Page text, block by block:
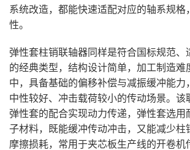
系统改造，都能快速适配对应的轴系规格
性。
弹性套柱销联轴器同样是符合国标规范、
的经典类型，结构设计简单，加工制造难
中，具备基础的偏移补偿与减振缓冲能力
中性较好、冲击载荷较小的传动场景。该
弹性套的配合实现动力传递，弹性套选用
子材料，既能缓冲传动冲击，又能减少柱
摩擦损耗，常用于夹芯板生产线的开卷机